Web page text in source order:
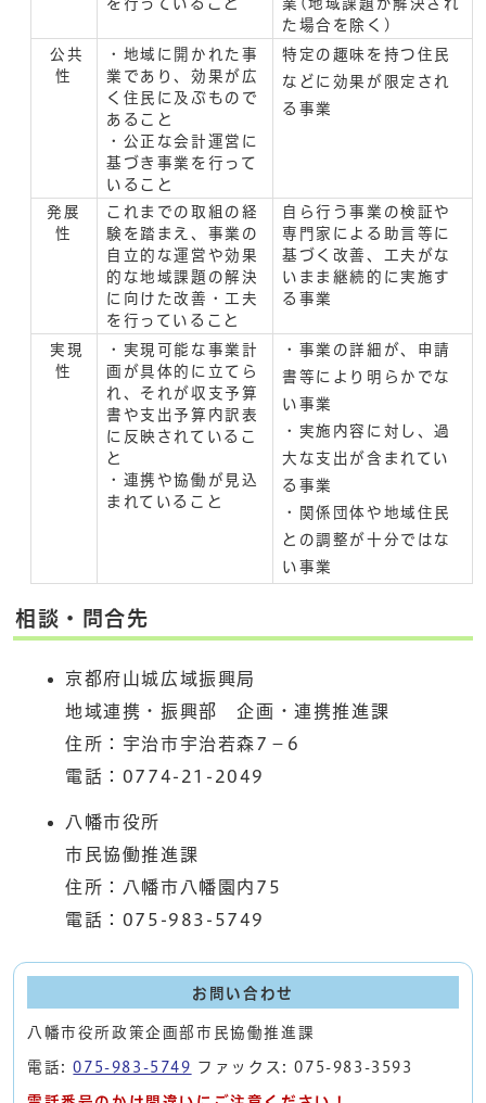
た場合を除く)
公共
性
・地域に開かれた事
業であり、効果が広
く住民に及ぶもので
あること
・公正な会計運営に
基づき事業を行って
いること
特定の趣味を持つ住民
などに効果が限定され
る事業
発展
性
これまでの取組の経
験を踏まえ、事業の
自立的な運営や効果
的な地域課題の解決
に向けた改善・工夫
を行っていること
自ら行う事業の検証や
専門家による助言等に
基づく改善、工夫がな
いまま継続的に実施す
る事業
実現
性
・実現可能な事業計
画が具体的に立てら
れ、それが収支予算
書や支出予算内訳表
に反映されているこ
と
・連携や協働が見込
まれていること
・事業の詳細が、申請
書等により明らかでな
い事業
・実施内容に対し、過
大な支出が含まれてい
る事業
・関係団体や地域住民
との調整が十分ではな
い事業
相談・問合先
京都府山城広域振興局
地域連携・振興部 企画・連携推進課
住所：宇治市宇治若森7－6
電話：0774-21-2049
八幡市役所
市民協働推進課
住所：八幡市八幡園内75
電話：075-983-5749
お問い合わせ
八幡市役所政策企画部市民協働推進課
電話:075-983-5749 ファックス: 075-983-3593